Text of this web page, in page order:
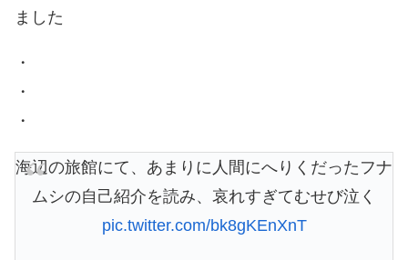
ました
・
・
・
海辺の旅館にて、あまりに人間にへりくだったフナ
ムシの自己紹介を読み、哀れすぎてむせび泣く
pic.twitter.com/bk8gKEnXnT